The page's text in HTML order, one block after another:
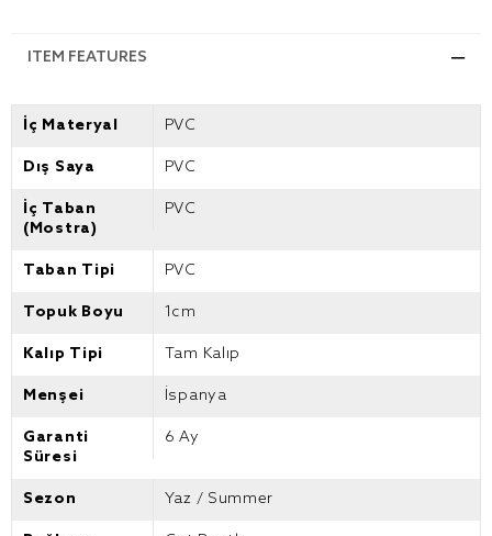
ITEM FEATURES
İç Materyal PVC
Dış Saya PVC
İç Taban
(Mostra)
PVC
Taban Tipi PVC
Topuk Boyu 1cm
Kalıp Tipi Tam Kalıp
Menşei İspanya
Garanti
Süresi
6 Ay
Sezon Yaz / Summer